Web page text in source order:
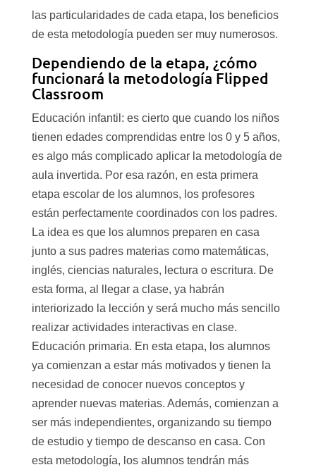
las particularidades de cada etapa, los beneficios
de esta metodología pueden ser muy numerosos.
Dependiendo de la etapa, ¿cómo
funcionará la metodología Flipped
Classroom
Educación infantil: es cierto que cuando los niños
tienen edades comprendidas entre los 0 y 5 años,
es algo más complicado aplicar la metodología de
aula invertida. Por esa razón, en esta primera
etapa escolar de los alumnos, los profesores
están perfectamente coordinados con los padres.
La idea es que los alumnos preparen en casa
junto a sus padres materias como matemáticas,
inglés, ciencias naturales, lectura o escritura. De
esta forma, al llegar a clase, ya habrán
interiorizado la lección y será mucho más sencillo
realizar actividades interactivas en clase.
Educación primaria. En esta etapa, los alumnos
ya comienzan a estar más motivados y tienen la
necesidad de conocer nuevos conceptos y
aprender nuevas materias. Además, comienzan a
ser más independientes, organizando su tiempo
de estudio y tiempo de descanso en casa. Con
esta metodología, los alumnos tendrán más